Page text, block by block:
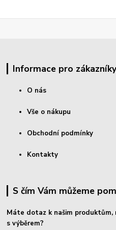
Informace pro zákazníky
O nás
Vše o nákupu
Obchodní podmínky
Kontakty
S čím Vám můžeme
Máte dotaz k našim
s výběrem?